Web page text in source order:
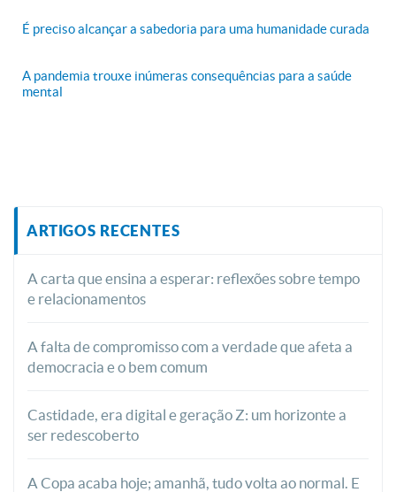
É preciso alcançar a sabedoria para uma humanidade curada
A pandemia trouxe inúmeras consequências para a saúde
mental
ARTIGOS RECENTES
A carta que ensina a esperar: reflexões sobre tempo
e relacionamentos
A falta de compromisso com a verdade que afeta a
democracia e o bem comum
Castidade, era digital e geração Z: um horizonte a
ser redescoberto
A Copa acaba hoje; amanhã, tudo volta ao normal. E